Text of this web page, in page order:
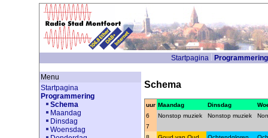
Startpagina Programmering
Menu
Startpagina
Programmering
Schema
Maandag
Dinsdag
Woensdag
Schema
uur Maandag Dinsdag
6
Nonstop muziek Nonstop muziek
7